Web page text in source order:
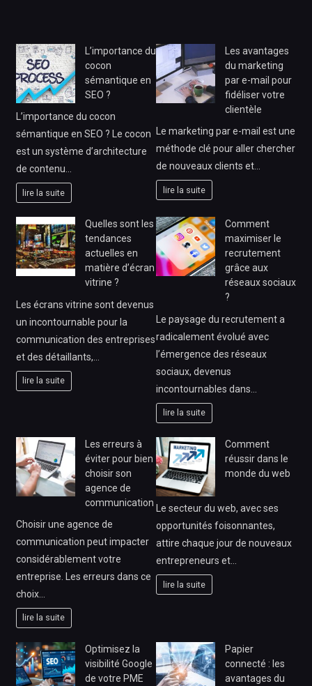
L’importance du
cocon
sémantique en
SEO ?
L’importance du cocon
sémantique en SEO ? Le cocon
est un système d’architecture
de contenu…
lire la suite
Les avantages
du marketing
par e-mail pour
fidéliser votre
clientèle
Le marketing par e-mail est une
méthode clé pour aller chercher
de nouveaux clients et…
lire la suite
Quelles sont les
tendances
actuelles en
matière d’écran
vitrine ?
Les écrans vitrine sont devenus
un incontournable pour la
communication des entreprises
et des détaillants,…
lire la suite
Comment
maximiser le
recrutement
grâce aux
réseaux sociaux
?
Le paysage du recrutement a
radicalement évolué avec
l’émergence des réseaux
sociaux, devenus
incontournables dans…
lire la suite
Les erreurs à
éviter pour bien
choisir son
agence de
communication
Choisir une agence de
communication peut impacter
considérablement votre
entreprise. Les erreurs dans ce
choix…
lire la suite
Comment
réussir dans le
monde du web
Le secteur du web, avec ses
opportunités foisonnantes,
attire chaque jour de nouveaux
entrepreneurs et…
lire la suite
Optimisez la
visibilité Google
de votre PME
Papier
connecté : les
avantages du